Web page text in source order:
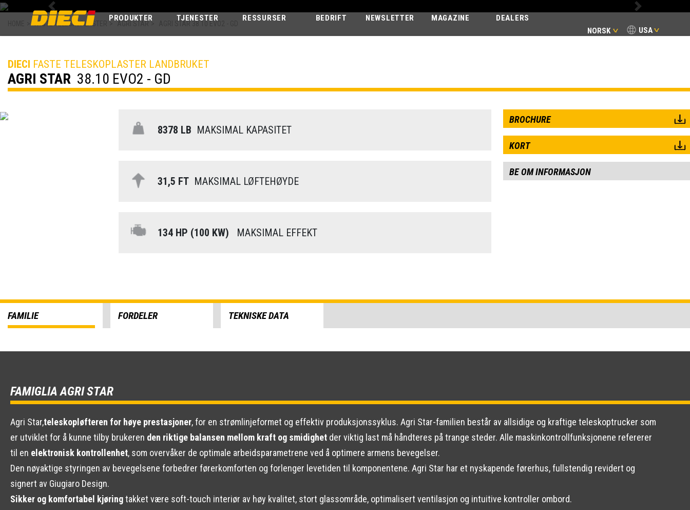
USA
NORSK
NEWSLETTER MAGAZINE DEALERS
PRODUKTER TJENESTER RESSURSER BEDRIFT
Previous Next
AGRI STAR
FASTE TELESKOPLASTER
DIECI FASTE TELESKOPLASTER LANDBRUKET
AGRI STAR 38.10 EVO2 - GD
8378 LB MAKSIMAL KAPASITET
31,5 FTMAKSIMAL LØFTEHØYDE
134 HP (100 KW) MAKSIMAL EFFEKT
BROCHURE
KORT
BE OM INFORMASJON
FAMILIE FORDELER TEKNISKE DATA
FAMIGLIA AGRI STAR
Agri Star,teleskopløfteren for høye prestasjoner, for en strømlinjeformet og effektiv produksjonssyklus. Agri Star-familien består av allsidige og kraftige teleskoptrucker som
er utviklet for å kunne tilby brukeren den riktige balansen mellom kraft og smidighet der viktig last må håndteres på trange steder. Alle maskinkontrollfunksjonene refererer
til en elektronisk kontrollenhet, som overvåker de optimale arbeidsparametrene ved å optimere armens bevegelser.
Den nøyaktige styringen av bevegelsene forbedrer førerkomforten og forlenger levetiden til komponentene. Agri Star har et nyskapende førerhus, fullstendig revidert og
signert av Giugiaro Design.
Sikker og komfortabel kjøringtakket være soft-touch interiør av høy kvalitet, stort glassområde, optimalisert ventilasjon og intuitive kontroller ombord.